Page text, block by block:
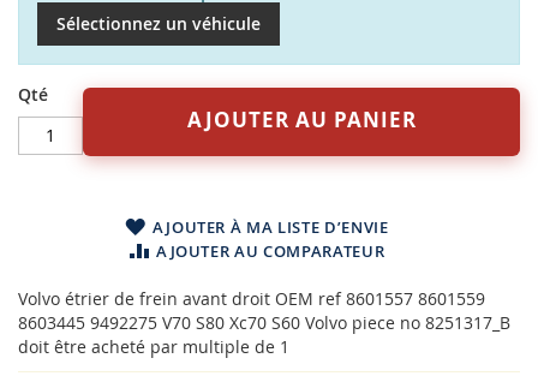
Sélectionnez un véhicule
Qté
AJOUTER AU PANIER
AJOUTER À MA LISTE D’ENVIE
AJOUTER AU COMPARATEUR
Volvo étrier de frein avant droit OEM ref 8601557 8601559
8603445 9492275 V70 S80 Xc70 S60 Volvo piece no 8251317_B
doit être acheté par multiple de 1